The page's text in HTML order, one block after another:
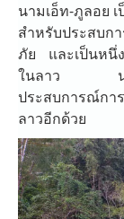
นามเอ็ท-ภูลอย
สำหรับประสบก
ภัย และเป็นหนึ่ง
ในลาว นอกจ
ประสบการณ์กา
ลาวอีกด้วย